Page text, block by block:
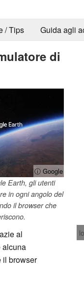
/ Tips Guida agli
di
ⓘ Google
Earth, gli utenti
in ogni angolo del
il browser che
al
alcuna
il browser